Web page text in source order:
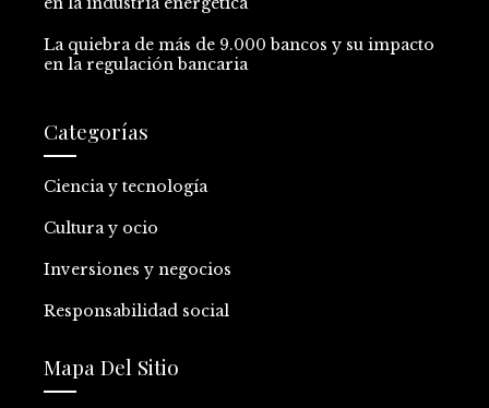
La quiebra de más de 9.000 bancos y su impacto
en la regulación bancaria
Categorías
Ciencia y tecnología
Cultura y ocio
Inversiones y negocios
Responsabilidad social
Mapa Del Sitio